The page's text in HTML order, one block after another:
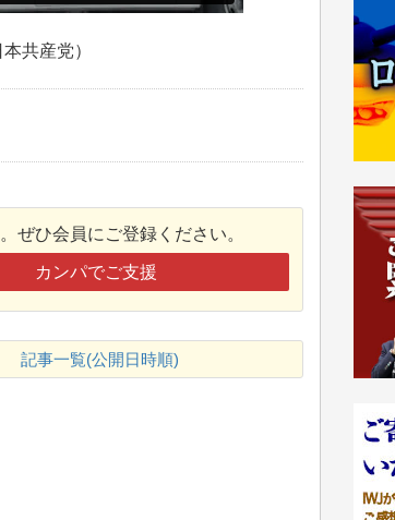
共産党）
ぜひ会員にご登録ください。
カンパでご支援
記事一覧(公開日時順)